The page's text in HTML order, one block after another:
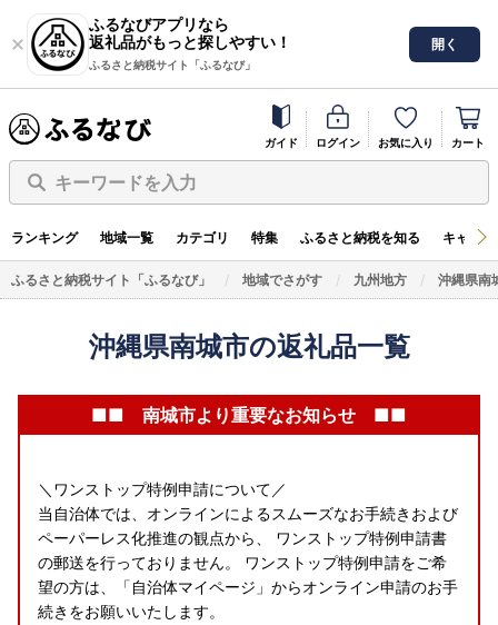
ふるなびアプリなら
返礼品がもっと探しやすい！
ふるさと納税サイト「ふるなび」
開く
ガイド ログイン お気に入り カート
キーワードを入力
ランキング 地域一覧 カテゴリ 特集 ふるさと納税を知る キャン
ふるさと納税サイト「ふるなび」 地域でさがす 九州地方 沖縄県南
沖縄県南城市の返礼品一覧
■■ 南城市より重要なお知らせ ■■
＼ワンストップ特例申請について／
当自治体では、オンラインによるスムーズなお手続きおよび
ペーパーレス化推進の観点から、 ワンストップ特例申請書
の郵送を行っておりません。 ワンストップ特例申請をご希
望の方は、「自治体マイページ」からオンライン申請のお手
続きをお願いいたします。